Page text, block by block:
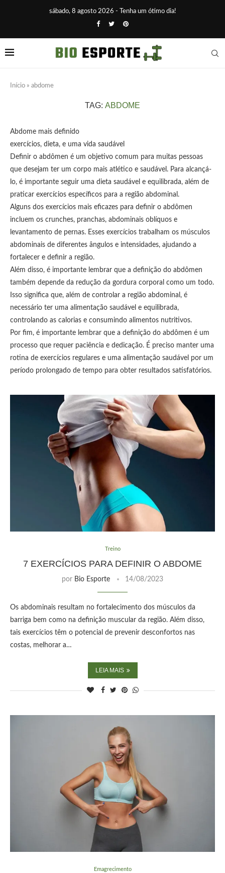
sábado, 8 agosto 2026 - Tenha um ótimo dia!
Início » abdome
TAG: ABDOME
Abdome mais definido
exercícios, dieta, e uma vida saudável
Definir o abdômen é um objetivo comum para muitas pessoas
que desejam ter um corpo mais atlético e saudável. Para alcançá-
lo, é importante seguir uma dieta saudável e equilibrada, além de
praticar exercícios específicos para a região abdominal.
Alguns dos exercícios mais eficazes para definir o abdômen
incluem os crunches, pranchas, abdominais oblíquos e
levantamento de pernas. Esses exercícios trabalham os músculos
abdominais de diferentes ângulos e intensidades, ajudando a
fortalecer e definir a região.
Além disso, é importante lembrar que a definição do abdômen
também depende da redução da gordura corporal como um todo.
Isso significa que, além de controlar a região abdominal, é
necessário ter uma alimentação saudável e equilibrada,
controlando as calorias e consumindo alimentos nutritivos.
Por fim, é importante lembrar que a definição do abdômen é um
processo que requer paciência e dedicação. É preciso manter uma
rotina de exercícios regulares e uma alimentação saudável por um
período prolongado de tempo para obter resultados satisfatórios.
Treino
7 EXERCÍCIOS PARA DEFINIR O ABDOME
por Bio Esporte 14/08/2023
Os abdominais resultam no fortalecimento dos músculos da
barriga bem como na definição muscular da região. Além disso,
tais exercícios têm o potencial de prevenir desconfortos nas
costas, melhorar a…
LEIA MAIS
Emagrecimento